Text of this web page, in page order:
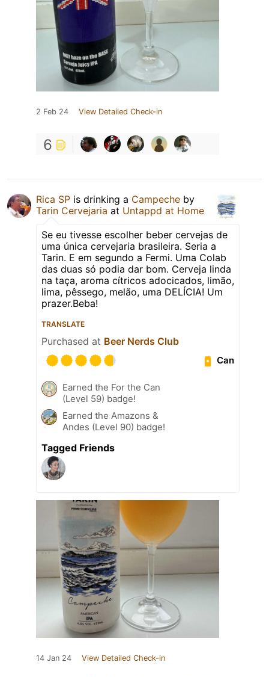
2 Feb 24 View Detailed Check-in
6
Rica SP is drinking a Campeche by
Tarin Cervejaria at Untappd at Home
Se eu tivesse escolher beber cervejas de
uma única cervejaria brasileira. Seria a
Tarin. E em segundo a Fermi. Uma Colab
das duas só podia dar bom. Cerveja linda
na taça, aroma cítricos adocicados, limão,
lima, pêssego, melão, uma DELÍCIA! Um
prazer.Beba!
TRANSLATE
Purchased at Beer Nerds Club
Can
Earned the For the Can
(Level 59) badge!
Earned the Amazons &
Andes (Level 90) badge!
Tagged Friends
14 Jan 24 View Detailed Check-in